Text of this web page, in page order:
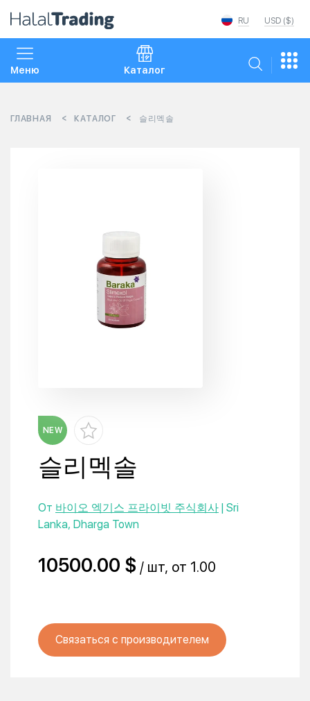
USD ($)
RU
Меню Каталог
ГЛАВНАЯ КАТАЛОГ 슬리멕솔
NEW
슬리멕솔
От 바이오 엑기스 프라이빗 주식회사 | Sri
Lanka, Dharga Town
10500.00 $ / шт, от 1.00
Связаться с производителем